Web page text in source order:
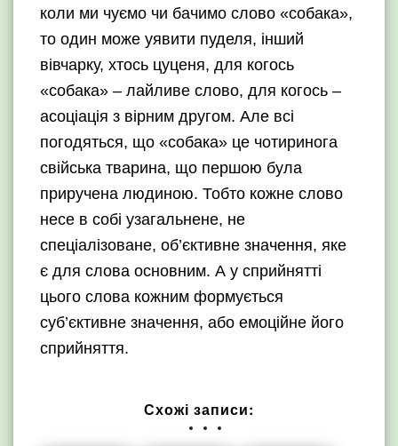
коли ми чуємо чи бачимо слово «собака»,
то один може уявити пуделя, інший
вівчарку, хтось цуценя, для когось
«собака» – лайливе слово, для когось –
асоціація з вірним другом. Але всі
погодяться, що «собака» це чотиринога
свійська тварина, що першою була
приручена людиною. Тобто кожне слово
несе в собі узагальнене, не
спеціалізоване, об’єктивне значення, яке
є для слова основним. А у сприйнятті
цього слова кожним формується
суб’єктивне значення, або емоційне його
сприйняття.
Схожі записи: